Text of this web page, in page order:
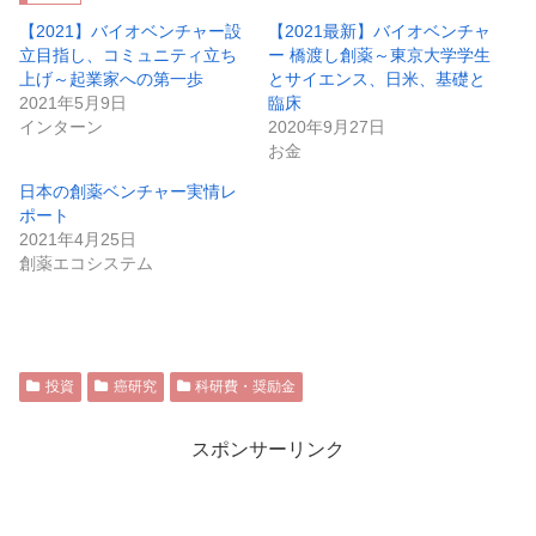
【2021】バイオベンチャー設
立目指し、コミュニティ立ち
上げ～起業家への第一歩
2021年5月9日
インターン
【2021最新】バイオベンチャ
ー 橋渡し創薬～東京大学学生
とサイエンス、日米、基礎と
臨床
2020年9月27日
お金
日本の創薬ベンチャー実情レ
ポート
2021年4月25日
創薬エコシステム
投資 癌研究 科研費・奨励金
スポンサーリンク